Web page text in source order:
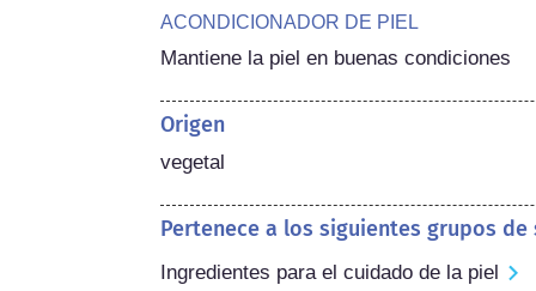
ACONDICIONADOR DE PIEL
Mantiene la piel en buenas condiciones
Origen
vegetal
Pertenece a los siguientes grupos de
Ingredientes para el cuidado de la piel